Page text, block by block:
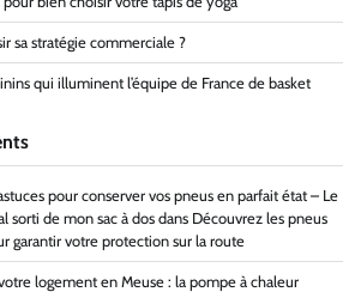
sa stratégie commerciale ?
qui illuminent l’équipe de France de basket
pour conserver vos pneus en parfait état – Le
sorti de mon sac à dos dans Découvrez les pneus
garantir votre protection sur la route
logement en Meuse : la pompe à chaleur